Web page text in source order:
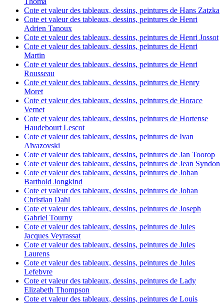
Cote et valeur des tableaux, dessins, peintures de Hans Zatzka
Cote et valeur des tableaux, dessins, peintures de Henri
Adrien Tanoux
Cote et valeur des tableaux, dessins, peintures de Henri Jossot
Cote et valeur des tableaux, dessins, peintures de Henri
Martin
Cote et valeur des tableaux, dessins, peintures de Henri
Rousseau
Cote et valeur des tableaux, dessins, peintures de Henry
Moret
Cote et valeur des tableaux, dessins, peintures de Horace
Vernet
Cote et valeur des tableaux, dessins, peintures de Hortense
Haudebourt Lescot
Cote et valeur des tableaux, dessins, peintures de Ivan
Aïvazovski
Cote et valeur des tableaux, dessins, peintures de Jan Toorop
Cote et valeur des tableaux, dessins, peintures de Jean Syndon
Cote et valeur des tableaux, dessins, peintures de Johan
Barthold Jongkind
Cote et valeur des tableaux, dessins, peintures de Johan
Christian Dahl
Cote et valeur des tableaux, dessins, peintures de Joseph
Gabriel Tourny
Cote et valeur des tableaux, dessins, peintures de Jules
Jacques Veyrassat
Cote et valeur des tableaux, dessins, peintures de Jules
Laurens
Cote et valeur des tableaux, dessins, peintures de Jules
Lefebvre
Cote et valeur des tableaux, dessins, peintures de Lady
Elizabeth Thompson
Cote et valeur des tableaux, dessins, peintures de Louis